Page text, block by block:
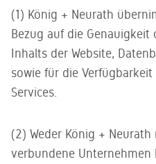
(1) König + Neurath
Bezug auf die
Inhalts der Website,
sowie für die
Services.
(2) Weder König +
verbundene